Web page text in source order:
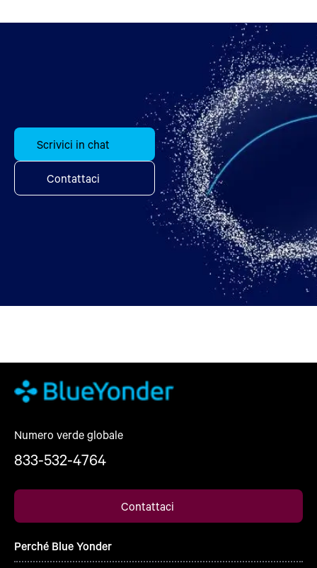
Scrivici in chat
Contattaci
Numero verde globale
833-532-4764
Contattaci
Perché Blue Yonder